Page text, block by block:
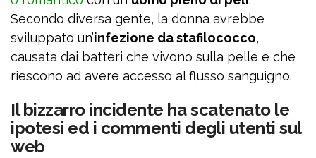
Secondo diversa gente, la donna avrebbe
sviluppato un’infezione da stafilococco,
causata dai batteri che vivono sulla pelle e che
riescono ad avere accesso al flusso sanguigno.
Il bizzarro incidente ha scatenato le
ipotesi ed i commenti degli utenti sul
web